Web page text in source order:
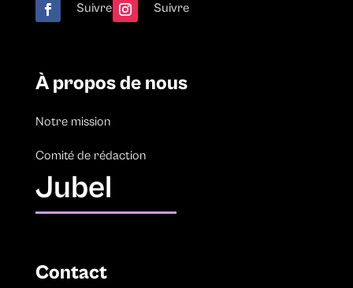
Suivre Suivre
À propos de nous
Notre mission
Comité de rédaction
Jubel
Contact